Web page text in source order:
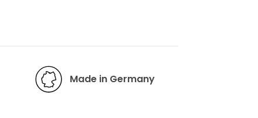
Made in Germany